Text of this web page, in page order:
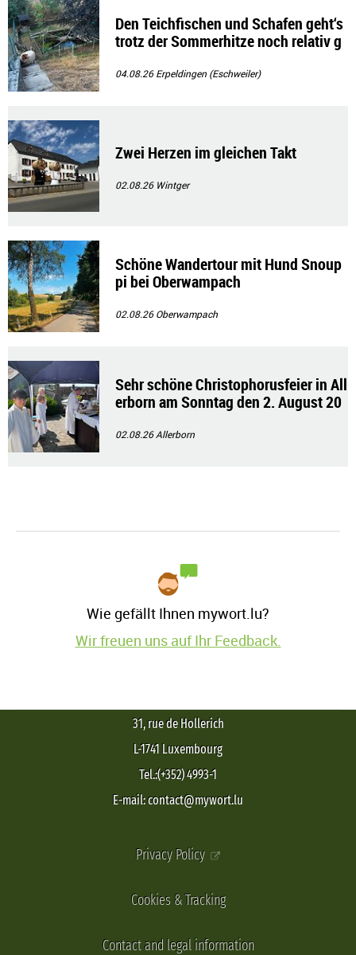
Den Teichfischen und Schafen geht‘s
trotz der Sommerhitze noch relativ g
04.08.26Erpeldingen (Eschweiler)
Zwei Herzen im gleichen Takt
02.08.26 Wintger
Schöne Wandertour mit Hund Snoup
pi bei Oberwampach
02.08.26Oberwampach
Sehr schöne Christophorusfeier in All
erborn am Sonntag den 2. August 20
02.08.26Allerborn
Wie gefällt Ihnen mywort.lu?
Wir freuen uns auf Ihr Feedback.
31, rue de Hollerich
L-1741 Luxembourg
Tel.:(+352) 4993-1
E-mail: contact@mywort.lu
Privacy Policy
Cookies & Tracking
Contact and legal information